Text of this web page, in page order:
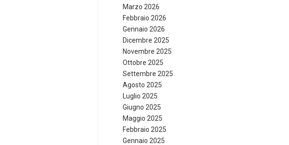
Marzo 2026
Febbraio 2026
Gennaio 2026
Dicembre 2025
Novembre 2025
Ottobre 2025
Settembre 2025
Agosto 2025
Luglio 2025
Giugno 2025
Maggio 2025
Febbraio 2025
Gennaio 2025